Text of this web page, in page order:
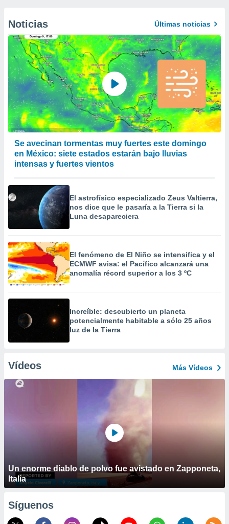
Noticias Últimas noticias
Se avecinan tormentas muy fuertes este domingo
en México: siete estados estarán bajo lluvias
intensas y fuertes vientos
El astrofísico especializado Zeus Valtierra,
nos dice que le pasaría a la Tierra si la
Luna desapareciera
El fenómeno de El Niño se intensifica y el
ECMWF avisa: el Pacífico alcanzará una
anomalía récord superior a los 3 ºC
Increíble: descubierto un planeta
potencialmente habitable a sólo 25 años
luz de la Tierra
Vídeos Más Vídeos
Un enorme diablo de polvo fue avistado en Zapponeta,
Italia
Síguenos